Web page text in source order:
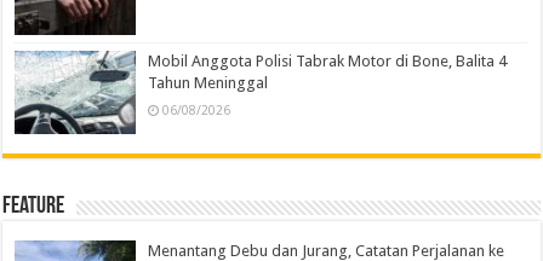
Mobil Anggota Polisi Tabrak Motor di Bone, Balita 4
Tahun Meninggal
06/08/2026
Feature
Menantang Debu dan Jurang, Catatan Perjalanan ke